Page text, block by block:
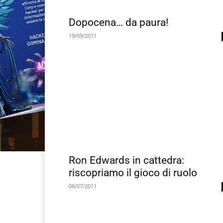
Dopocena… da paura!
19/09/2011
Ron Edwards in cattedra:
riscopriamo il gioco di ruolo
08/07/2011